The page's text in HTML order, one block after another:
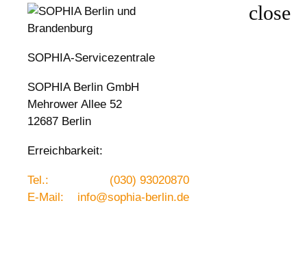
SOPHIA-Servicezentrale
SOPHIA Berlin GmbH
Mehrower Allee 52
12687 Berlin
Erreichbarkeit:
Tel.:
(030) 93020870
E-Mail:
info@sophia-berlin.de